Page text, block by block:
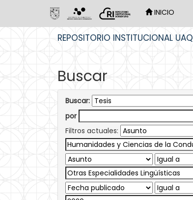
INICIO
REPOSITORIO INSTITUCIONAL UAQ
Buscar
Buscar:
por
Filtros actuales: